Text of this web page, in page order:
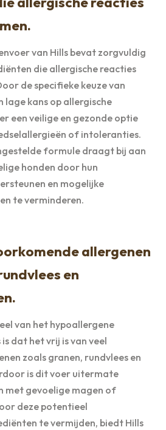
van Hills bevat zorgvuldig
die allergische reacties
de specifieke keuze van
lage kans op allergische
een veilige en gezonde optie
of intoleranties.
formule draagt bij aan
honden door hun
en mogelijke
te verminderen.
allergenen
en
van het hypoallergene
dat het vrij is van veel
zoals granen, rundvlees en
is dit voer uitermate
met gevoelige magen of
deze potentieel
te vermijden, biedt Hills